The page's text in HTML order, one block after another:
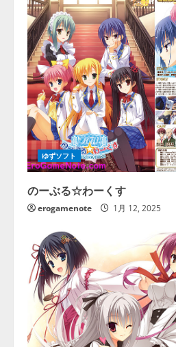
ゆずソフト
のーぶる☆わーくす
erogamenote 1月 12, 2025